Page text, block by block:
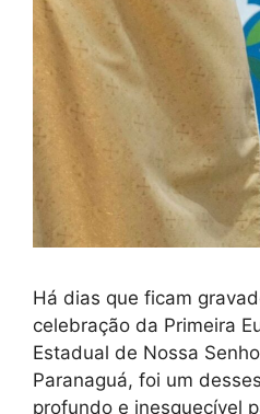
Há dias que ficam
celebração da Primeira
Estadual de Nossa
Paranaguá, foi um
profundo e inesquecível